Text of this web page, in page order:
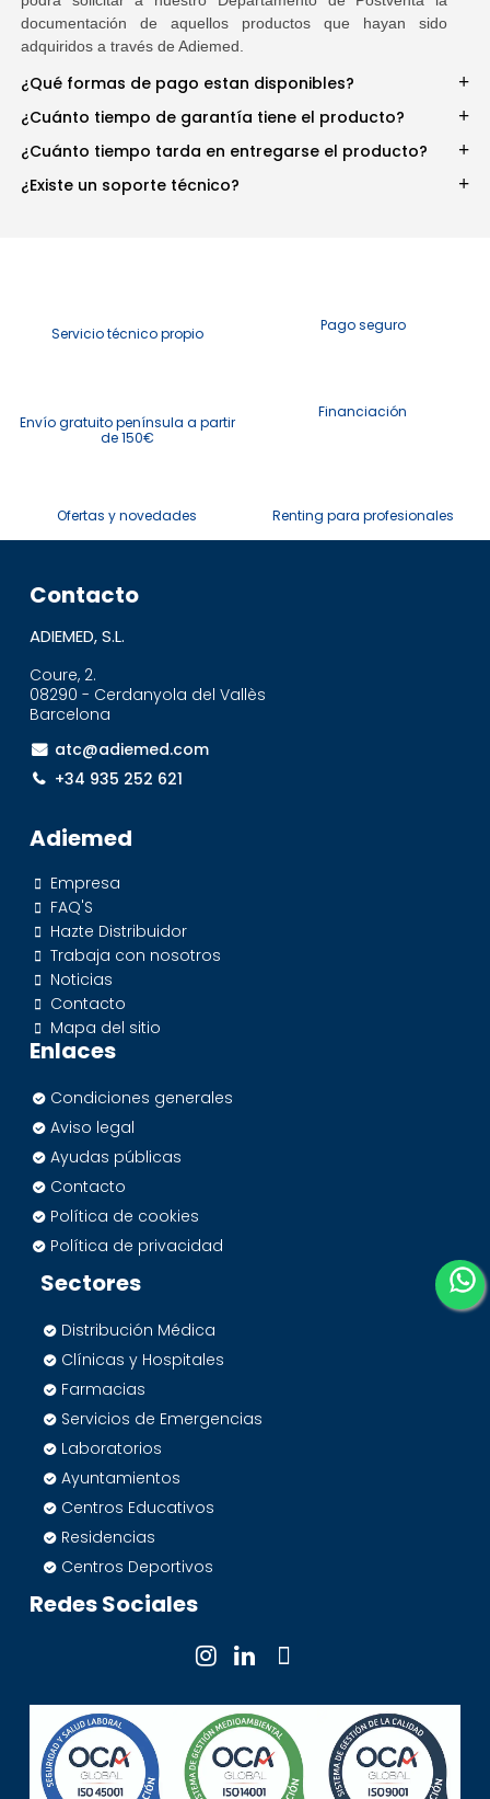
documentación de aquellos productos que hayan sido
adquiridos a través de Adiemed.
¿Qué formas de pago estan disponibles?
¿Cuánto tiempo de garantía tiene el producto?
¿Cuánto tiempo tarda en entregarse el producto?
¿Existe un soporte técnico?
Servicio técnico propio Pago seguro
Envío gratuito península a partir
de 150€
Financiación
Ofertas y novedades Renting para profesionales
Contacto
ADIEMED, S.L.
Coure, 2.
08290 - Cerdanyola del Vallès
Barcelona
atc@adiemed.com
+34 935 252 621
Adiemed
Empresa
FAQ'S
Hazte Distribuidor
Trabaja con nosotros
Noticias
Contacto
Mapa del sitio
Enlaces
Condiciones generales
Aviso legal
Ayudas públicas
Contacto
Política de cookies
Política de privacidad
Sectores
Distribución Médica
Clínicas y Hospitales
Farmacias
Servicios de Emergencias
Laboratorios
Ayuntamientos
Centros Educativos
Residencias
Centros Deportivos
Redes Sociales